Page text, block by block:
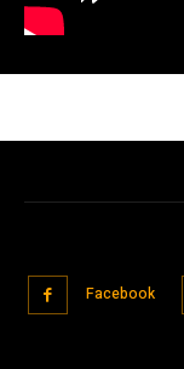
Facebook